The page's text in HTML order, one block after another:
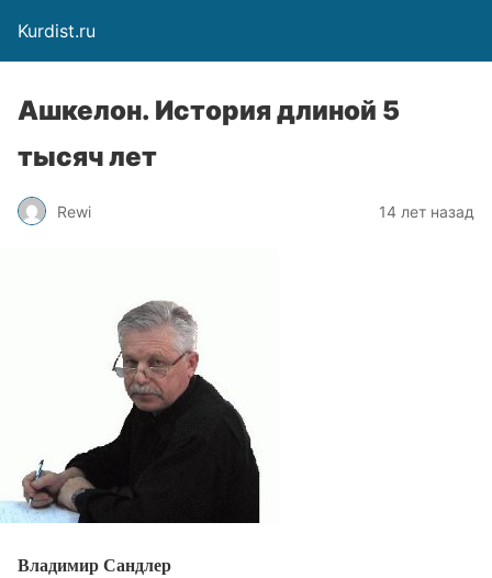
Kurdist.ru
Ашкелон. История длиной 5
тысяч лет
Rewi 14 лет назад
Владимир Сандлер